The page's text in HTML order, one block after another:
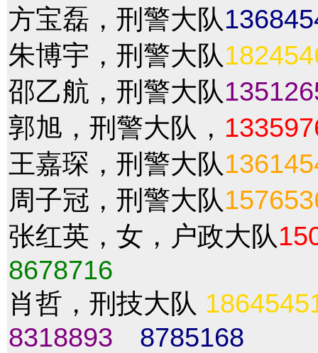
方宝磊，刑警大队
朱博宇，刑警大队
邵乙航，刑警大队
郭旭，刑警大队，
王嘉琛，刑警大队
周子冠，刑警大队
张红英，女，户政大队
8678716
肖哲，刑技大队
8318893
8785168